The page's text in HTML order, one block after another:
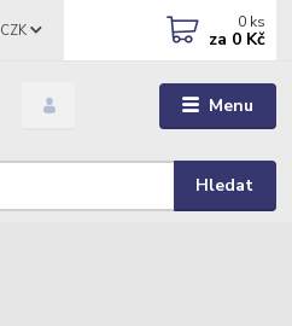
Menu
CZK
Hledat
0 ks
za 0 Kč